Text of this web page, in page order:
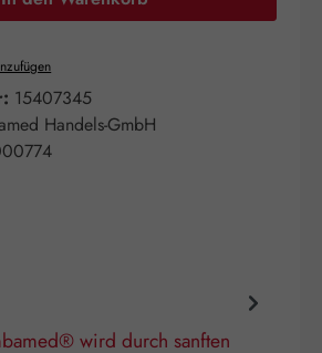
15407345
Handels-GmbH
wird durch sanften